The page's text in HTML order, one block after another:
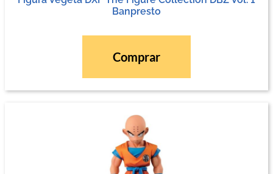
Banpresto
Comprar